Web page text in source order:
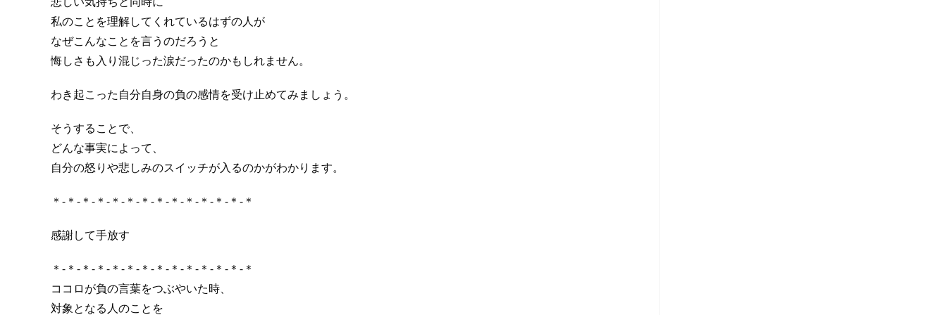
私のことを理解してくれているはずの人が
なぜこんなことを言うのだろうと
悔しさも入り混じった涙だったのかもしれません。
わき起こった自分自身の負の感情を受け止めてみましょう。
そうすることで、
どんな事実によって、
自分の怒りや悲しみのスイッチが入るのかがわかります。
＊-＊-＊-＊-＊-＊-＊-＊-＊-＊-＊-＊-＊-＊
感謝して手放す
＊-＊-＊-＊-＊-＊-＊-＊-＊-＊-＊-＊-＊-＊
ココロが負の言葉をつぶやいた時、
対象となる人のことを